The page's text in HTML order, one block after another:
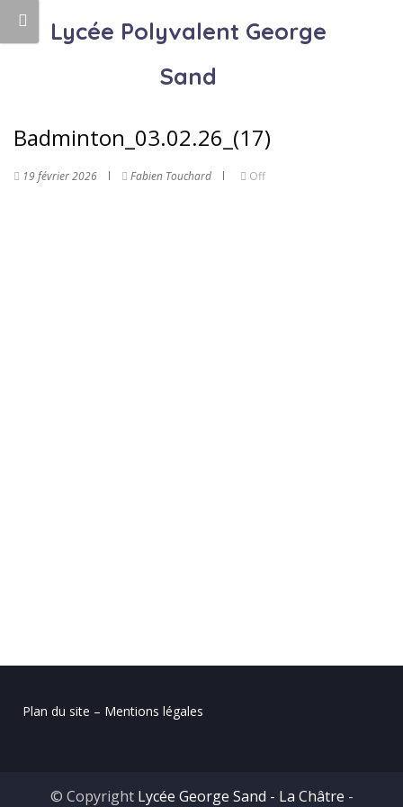
Lycée Polyvalent George
Sand
Badminton_03.02.26_(17)
19 février 2026 Fabien Touchard Off
Plan du site – Mentions légales
© Copyright Lycée George Sand - La Châtre -